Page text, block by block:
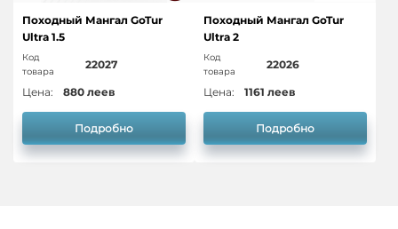
Походный Мангал GoTur
Ultra 1.5
Код
товара
22027
Цена: 880 леев
Подробно
Походный Мангал GoTur
Ultra 2
Код
товара
22026
Цена: 1161 леев
Подробно